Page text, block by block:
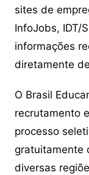
sites de
InfoJobs, IDT/
informações
diretamente
O Brasil
recrutamento
processo
gratuitamente
diversas